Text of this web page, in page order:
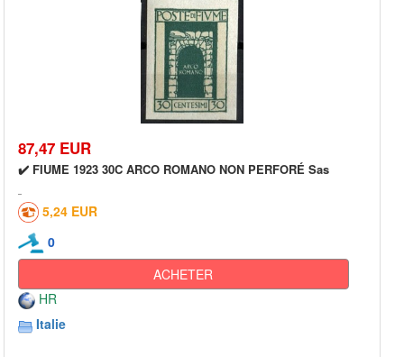
87,47 EUR
✔️ FIUME 1923 30C ARCO ROMANO NON PERFORÉ Sas
5,24 EUR
0
ACHETER
HR
Italie